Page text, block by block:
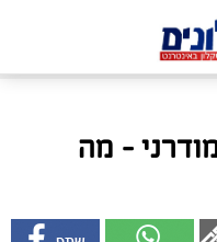
– מה